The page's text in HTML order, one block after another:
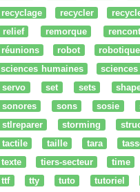
recyclage
recycler
relief
remorque
réunions
robot robotique
sciences humaines
servo
set sets
sonores
sons sosie
stlreparer
storming
tactile
taille tara
texte
tiers-secteur time
ttf
tty tuto tutoriel